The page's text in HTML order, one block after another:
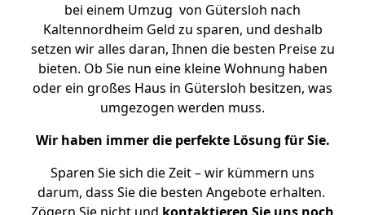
bei einem Umzug von Gütersloh nach
Kaltennordheim Geld zu sparen, und deshalb
setzen wir alles daran, Ihnen die besten Preise zu
bieten. Ob Sie nun eine kleine Wohnung haben
oder ein großes Haus in Gütersloh besitzen, was
umgezogen werden muss.
Wir haben immer die perfekte Lösung für Sie.
Sparen Sie sich die Zeit – wir kümmern uns
darum, dass Sie die besten Angebote erhalten.